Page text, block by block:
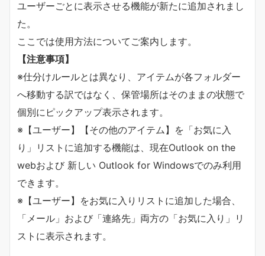
ユーザーごとに表示させる機能が新たに追加されまし
た。
ここでは使用方法についてご案内します。
【注意事項】
※仕分けルールとは異なり、アイテムが各フォルダー
へ移動する訳ではなく、保管場所はそのままの状態で
個別にピックアップ表示されます。
※【ユーザー】【その他のアイテム】を「お気に入
り」リストに追加する機能は、現在Outlook on the
webおよび 新しい Outlook for Windowsでのみ利用
できます。
※【ユーザー】をお気に入りリストに追加した場合、
「メール」および「連絡先」両方の「お気に入り」リ
ストに表示されます。